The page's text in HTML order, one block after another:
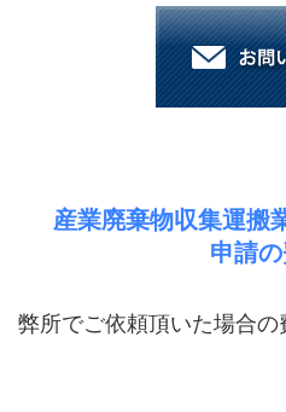
産業廃棄物収集運搬
申請
弊所でご依頼頂いた場合の